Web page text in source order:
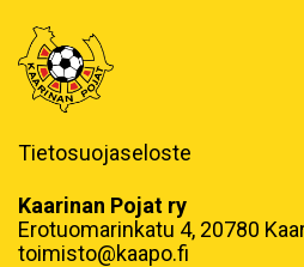
Tietosuojaseloste
Kaarinan Pojat ry
Erotuomarinkatu 4, 20780
toimisto@kaapo.fi